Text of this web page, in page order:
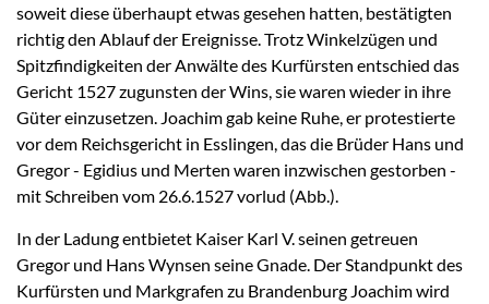
soweit diese überhaupt etwas gesehen hatten, bestätigten
richtig den Ablauf der Ereignisse. Trotz Winkelzügen und
Spitzfindigkeiten der Anwälte des Kurfürsten entschied das
Gericht 1527 zugunsten der Wins, sie waren wieder in ihre
Güter einzusetzen. Joachim gab keine Ruhe, er protestierte
vor dem Reichsgericht in Esslingen, das die Brüder Hans und
Gregor - Egidius und Merten waren inzwischen gestorben -
mit Schreiben vom 26.6.1527 vorlud (Abb.).
In der Ladung entbietet Kaiser Karl V. seinen getreuen
Gregor und Hans Wynsen seine Gnade. Der Standpunkt des
Kurfürsten und Markgrafen zu Brandenburg Joachim wird